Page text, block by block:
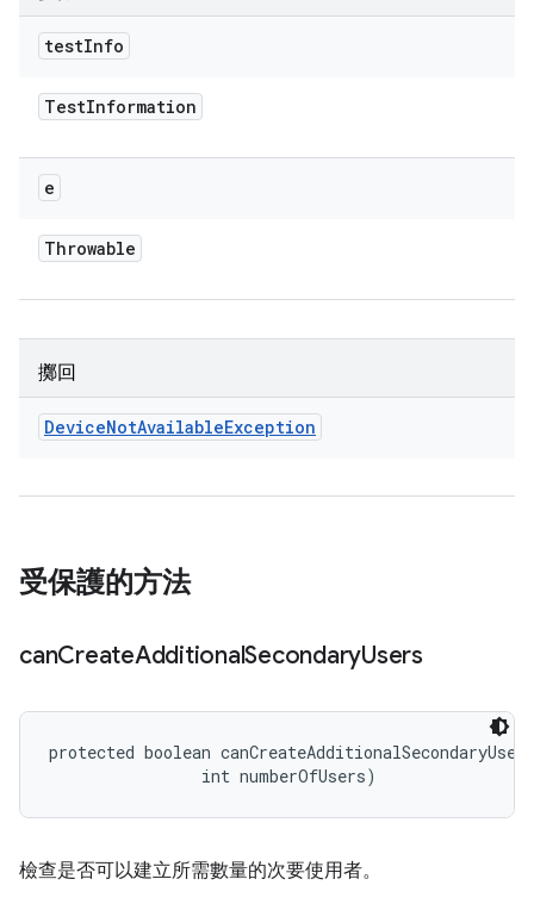
testInfo
TestInformation
e
Throwable
擲回
DeviceNotAvailableException
受保護的方法
canCreateAdditionalSecondaryUsers
protected boolean
                int numberOfUsers)
檢查是否可以建立所需數量的次要使用者。